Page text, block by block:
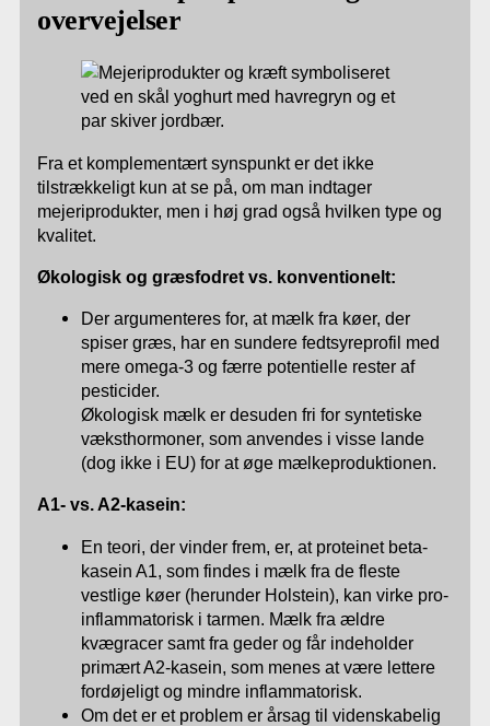
overvejelser
Fra et komplementært synspunkt er det ikke
tilstrækkeligt kun at se på, om man indtager
mejeriprodukter, men i høj grad også hvilken type og
kvalitet.
Økologisk og græsfodret vs. konventionelt:
Der argumenteres for, at mælk fra køer, der
spiser græs, har en sundere fedtsyreprofil med
mere omega-3 og færre potentielle rester af
pesticider.
Økologisk mælk er desuden fri for syntetiske
væksthormoner, som anvendes i visse lande
(dog ikke i EU) for at øge mælkeproduktionen.
A1- vs. A2-kasein:
En teori, der vinder frem, er, at proteinet beta-
kasein A1, som findes i mælk fra de fleste
vestlige køer (herunder Holstein), kan virke pro-
inflammatorisk i tarmen. Mælk fra ældre
kvægracer samt fra geder og får indeholder
primært A2-kasein, som menes at være lettere
fordøjeligt og mindre inflammatorisk.
Om det er et problem er årsag til videnskabelig